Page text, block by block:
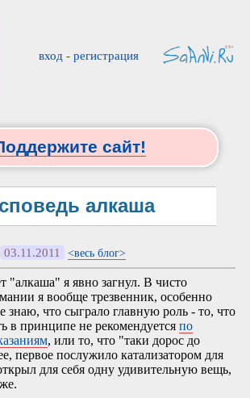
вход - регистрация
сайт!
алкаша
03.11.2011 <весь блог>
"алкаша" я явно загнул. В чисто
я вообще трезвенник, особенно
знаю, что сыграло главную роль - то, что
в принципе не рекомендуется по
, или то, что "таки дорос до
первое послужило катализатором для
для себя одну удивительную вещь,